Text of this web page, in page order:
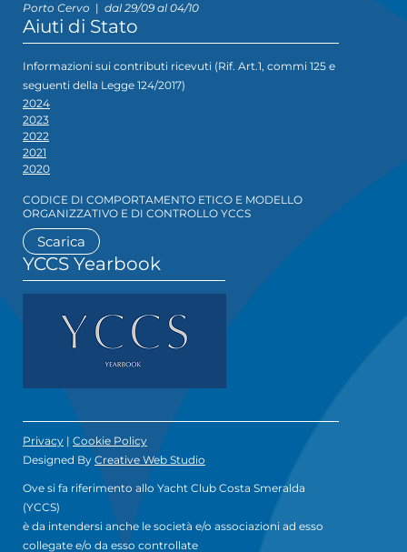
Porto Cervo | dal 29/09 al 04/10
Aiuti di Stato
Informazioni sui contributi ricevuti (Rif. Art.1, commi 125 e
seguenti della Legge 124/2017)
2024
2023
2022
2021
2020
CODICE DI COMPORTAMENTO ETICO E MODELLO
ORGANIZZATIVO E DI CONTROLLO YCCS
Scarica
YCCS Yearbook
Privacy | Cookie Policy
Designed By Creative Web Studio
Ove si fa riferimento allo Yacht Club Costa Smeralda
(YCCS)
è da intendersi anche le società e/o associazioni ad esso
collegate e/o da esso controllate